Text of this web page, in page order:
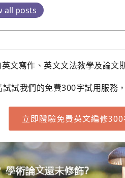
all posts
文寫作、英文文法教學及論文
試我們的免費300字試用服務
立即體驗免費英文編修